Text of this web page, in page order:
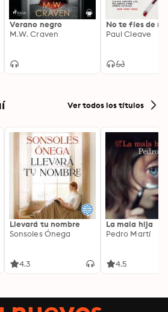
Verano negro
M.W. Craven
No te fíes de
Paul Cleave
Ver todos los títulos
Llevará tu nombre
Sonsoles Ónega
4.3
La mala hija
Pedro Martí
4.5